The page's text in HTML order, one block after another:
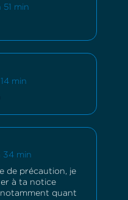
min
min
34 min
de précaution, je
à ta notice
notamment quant